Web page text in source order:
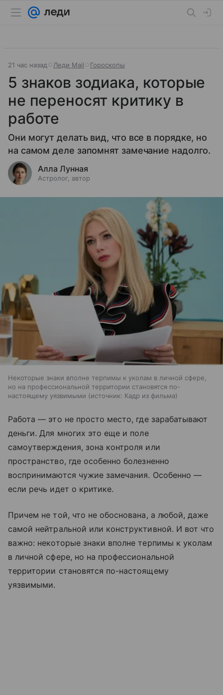
21 час назад Леди Mail Гороскопы
5 знаков зодиака, которые
не переносят критику в
работе
Они могут делать вид, что все в порядке, но
на самом деле запомнят замечание надолго.
Алла Лунная
Астролог, автор
Некоторые знаки вполне терпимы к уколам в личной сфере,
но на профессиональной территории становятся по-
настоящему уязвимыми
источник: Кадр из фильма
Работа — это не просто место, где зарабатывают
деньги. Для многих это еще и поле
самоутверждения, зона контроля или
пространство, где особенно болезненно
воспринимаются чужие замечания. Особенно —
если речь идет о критике.
Причем не той, что не обоснована, а любой, даже
самой нейтральной или конструктивной. И вот что
важно: некоторые знаки вполне терпимы к уколам
в личной сфере, но на профессиональной
территории становятся по-настоящему
уязвимыми.